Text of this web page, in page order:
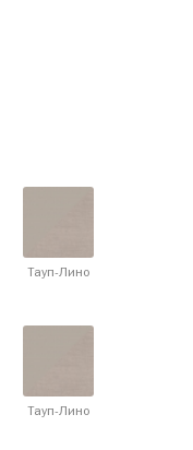
Тауп-Лино
Тауп-Лино